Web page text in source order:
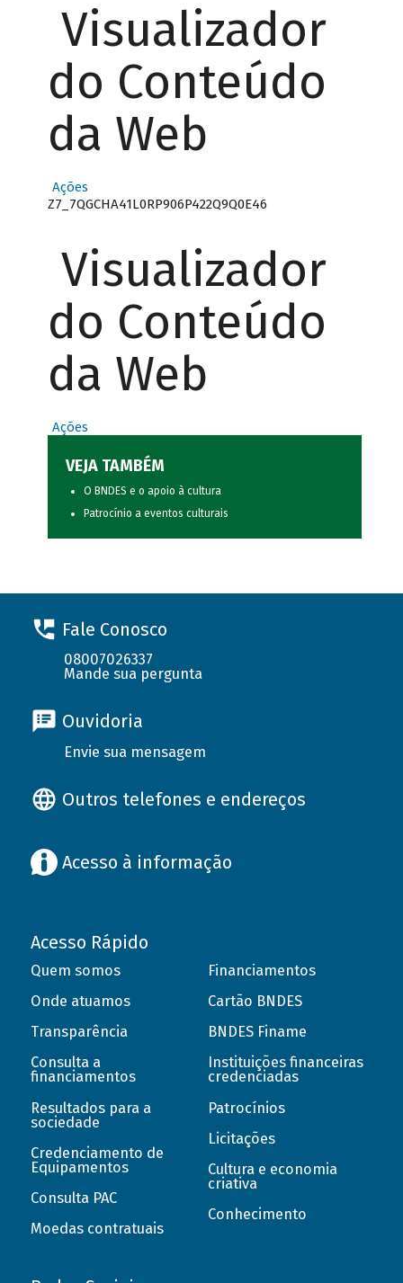
Visualizador
do Conteúdo
da Web
Ações
Z7_7QGCHA41L0RP906P422Q9Q0E46
Visualizador
do Conteúdo
da Web
Ações
VEJA TAMBÉM
O BNDES e o apoio à cultura
Patrocínio a eventos culturais
Fale Conosco
08007026337
Mande sua pergunta
Ouvidoria
Envie sua mensagem
Outros telefones e endereços
Acesso à informação
Acesso Rápido
Quem somos
Onde atuamos
Transparência
Consulta a
financiamentos
Resultados para a
sociedade
Credenciamento de
Equipamentos
Consulta PAC
Moedas contratuais
Financiamentos
Cartão BNDES
BNDES Finame
Instituições financeiras
credenciadas
Patrocínios
Licitações
Cultura e economia
criativa
Conhecimento